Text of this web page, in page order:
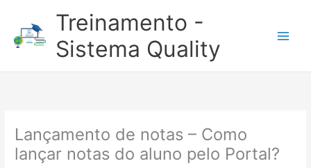
Treinamento -
Sistema Quality
Lançamento de notas – Como
lançar notas do aluno pelo Portal?